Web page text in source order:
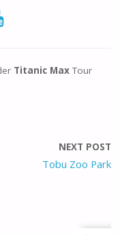
Titanic MaxTour
NEXT POST
Tobu Zoo Park